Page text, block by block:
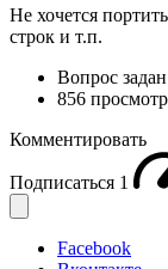
Не хочется
строк и т.п.
Вопрос задан
856
Комментировать
Подписаться 1
Facebook